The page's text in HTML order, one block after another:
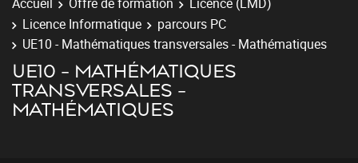
Licence Informatique
parcours PC
UE10 - Mathématiques transversales - Mathématiques
UE10 - MATHÉMATIQUES
TRANSVERSALES -
MATHÉMATIQUES